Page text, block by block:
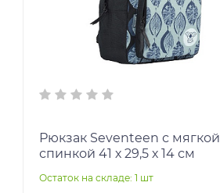
Рюкзак Seventeen с мягкой
спинкой 41 х 29,5 х 14 см
Остаток на складе: 1 шт